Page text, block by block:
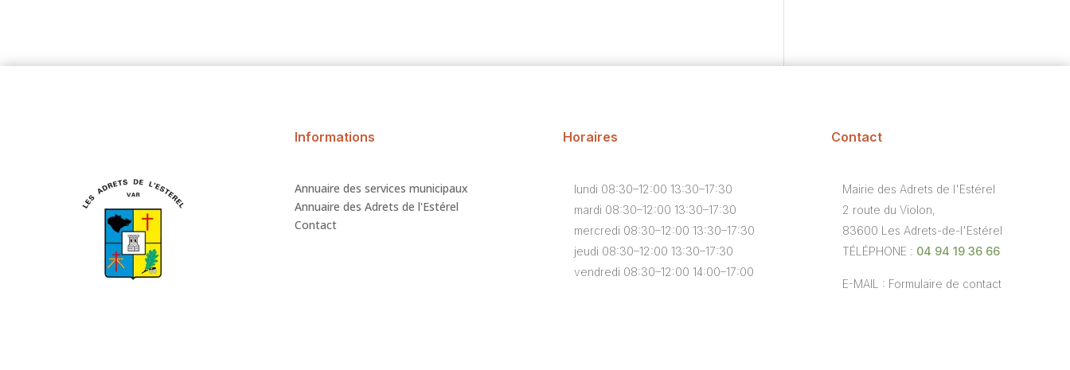
Informations
Annuaire des services municipaux
Annuaire des Adrets de l'Estérel
Contact
Horaires
lundi 08:30–12:00 13:30–17:30
mardi 08:30–12:00 13:30–17:30
mercredi 08:30–12:00 13:30–17:30
jeudi 08:30–12:00 13:30–17:30
vendredi 08:30–12:00 14:00–17:00
Contact
Mairie des Adrets de l'Estérel
2 route du Violon,
83600 Les Adrets-de-l'Estérel
TÉLÉPHONE : 04 94 19 36 66
E-MAIL : Formulaire de contact